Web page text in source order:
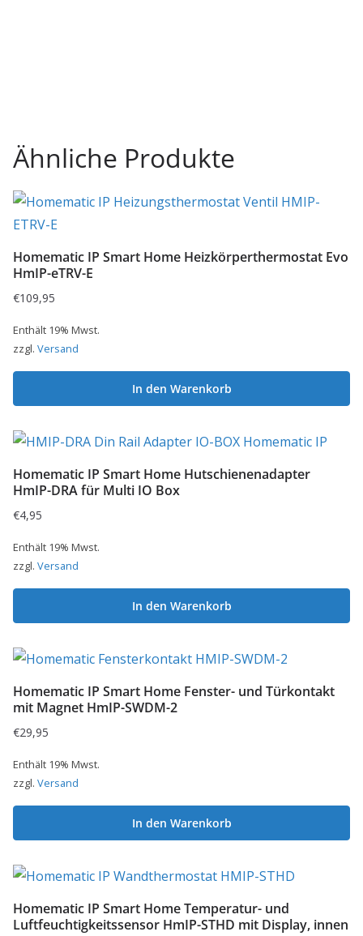
Ähnliche Produkte
Homematic IP Smart Home Heizkörperthermostat Evo
HmIP-eTRV-E
€109,95
Enthält 19% Mwst.
zzgl. Versand
In den Warenkorb
Homematic IP Smart Home Hutschienenadapter
HmIP-DRA für Multi IO Box
€4,95
Enthält 19% Mwst.
zzgl. Versand
In den Warenkorb
Homematic IP Smart Home Fenster- und Türkontakt
mit Magnet HmIP-SWDM-2
€29,95
Enthält 19% Mwst.
zzgl. Versand
In den Warenkorb
Homematic IP Smart Home Temperatur- und
Luftfeuchtigkeitssensor HmIP-STHD mit Display, innen